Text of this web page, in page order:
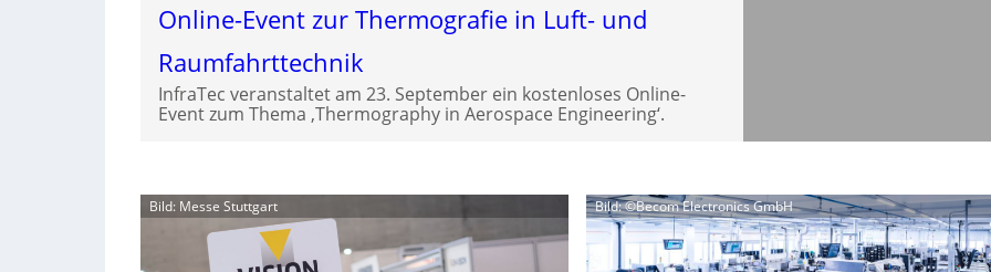
Online-Event zur Thermografie in Luft- und
Raumfahrttechnik
InfraTec veranstaltet am 23. September ein kostenloses Online-
Event zum Thema ‚Thermography in Aerospace Engineering‘.
Bild: Messe Stuttgart Bild: ©Becom Electronics GmbH